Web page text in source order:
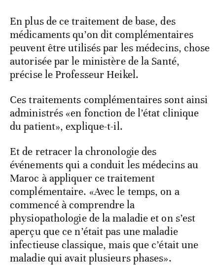
En plus de ce traitement de base, des
médicaments qu’on dit complémentaires
peuvent être utilisés par les médecins, chose
autorisée par le ministère de la Santé,
précise le Professeur Heikel.
Ces traitements complémentaires sont ainsi
administrés «en fonction de l’état clinique
du patient», explique-t-il.
Et de retracer la chronologie des
événements qui a conduit les médecins au
Maroc à appliquer ce traitement
complémentaire. «Avec le temps, on a
commencé à comprendre la
physiopathologie de la maladie et on s’est
aperçu que ce n’était pas une maladie
infectieuse classique, mais que c’était une
maladie qui avait plusieurs phases».